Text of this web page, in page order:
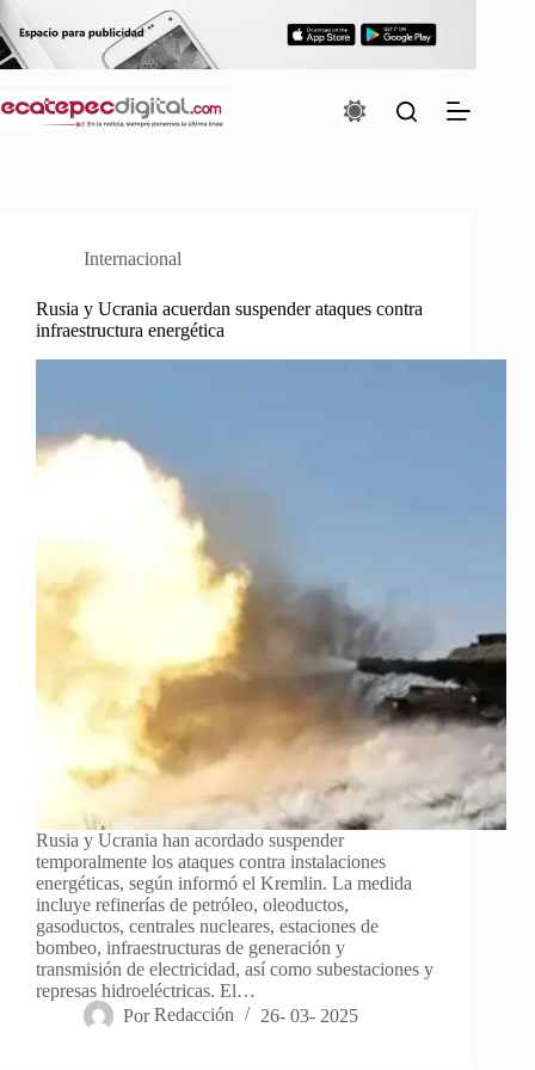
al
contenido
Internacional
Rusia y Ucrania acuerdan suspender ataques contra
infraestructura energética
Rusia y Ucrania han acordado suspender
temporalmente los ataques contra instalaciones
energéticas, según informó el Kremlin. La medida
incluye refinerías de petróleo, oleoductos,
gasoductos, centrales nucleares, estaciones de
bombeo, infraestructuras de generación y
transmisión de electricidad, así como subestaciones y
represas hidroeléctricas. El…
Por Redacción 26- 03- 2025